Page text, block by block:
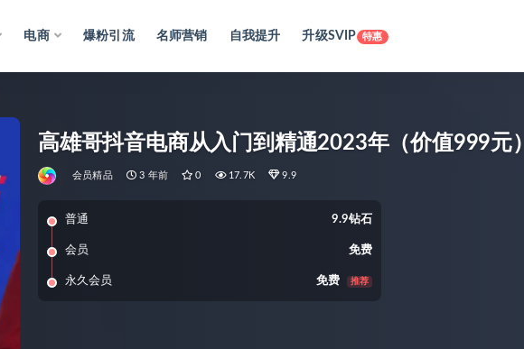
电商 爆粉引流 名师营销 自我提升 升级SVIP 特惠
高雄哥抖音电商从入门到精通2023年（价值999元）
会员精品 3 年前 0 17.7K 9.9
普通 9.9钻石
会员 免费
永久会员 免费 推荐